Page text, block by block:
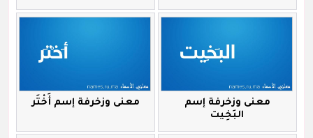
معنى وزخرفة إسم
البَخِيت
معنى وزخرفة إسم أَخْتَر